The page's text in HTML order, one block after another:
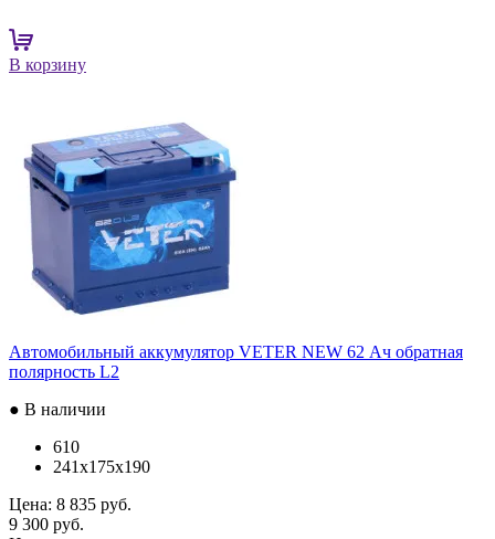
В корзину
Автомобильный аккумулятор VETER NEW 62 Ач обратная
полярность L2
● В наличии
610
241x175x190
Цена: 8 835 руб.
9 300 руб.